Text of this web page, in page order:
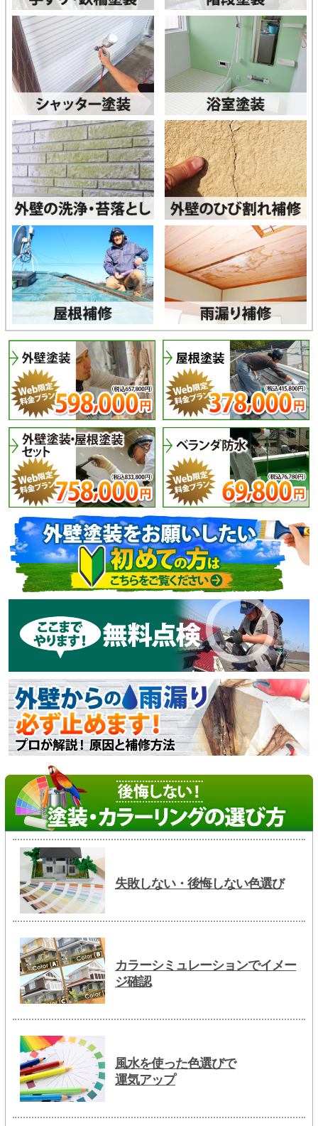
失敗しない・後悔しない色選び
カラーシミュレーションでイメー
ジ確認
風水を使った色選びで
運気アップ